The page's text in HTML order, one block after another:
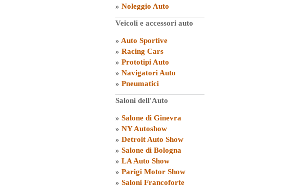
» Noleggio Auto
Veicoli e accessori auto
» Auto Sportive
» Racing Cars
» Prototipi Auto
» Navigatori Auto
» Pneumatici
Saloni dell'Auto
» Salone di Ginevra
» NY Autoshow
» Detroit Auto Show
» Salone di Bologna
» LA Auto Show
» Parigi Motor Show
» Saloni Francoforte